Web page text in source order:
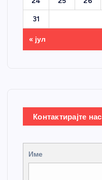
31
« јул
Контактирајте нас
Име